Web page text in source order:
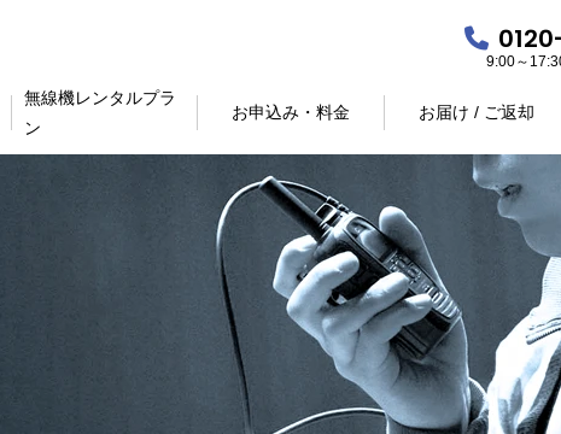
9:00～
無線機レンタルプラ
ン
お申込み・料金 お届け / ご返却